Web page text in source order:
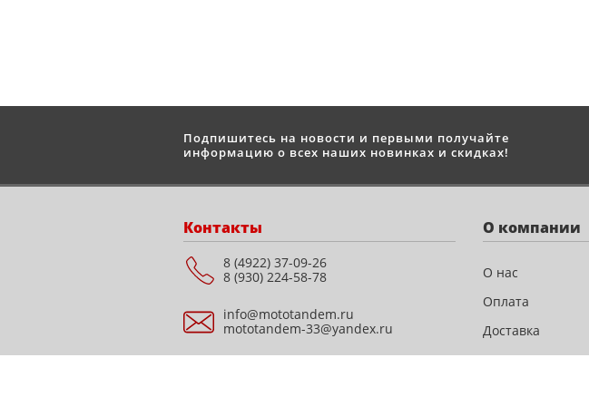
Подпишитесь на новости и первыми получайте
информацию о всех наших новинках и скидках!
Контакты
8 (4922) 37-09-26
8 (930) 224-58-78
info@mototandem.ru
mototandem-33@yandex.ru
О компании
О нас
Оплата
Доставка
Новости и акции